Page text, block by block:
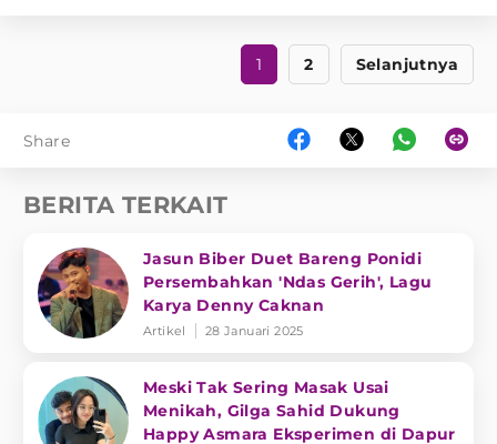
1 2 Selanjutnya
Share
BERITA TERKAIT
Jasun Biber Duet Bareng Ponidi
Persembahkan 'Ndas Gerih', Lagu
Karya Denny Caknan
Artikel 28 Januari 2025
Meski Tak Sering Masak Usai
Menikah, Gilga Sahid Dukung
Happy Asmara Eksperimen di Dapur